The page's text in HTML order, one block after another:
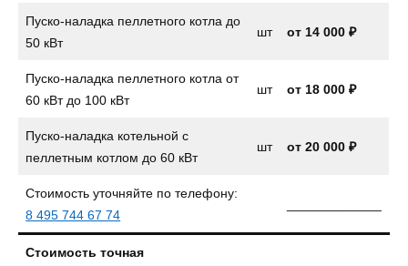
Пуско-наладка пеллетного котла до
50 кВт
шт от 14 000 ₽
Пуско-наладка пеллетного котла от
60 кВт до 100 кВт
шт от 18 000 ₽
Пуско-наладка котельной с
пеллетным котлом до 60 кВт
шт от 20 000 ₽
Стоимость уточняйте по телефону:
8 495 744 67 74
Стоимость точная